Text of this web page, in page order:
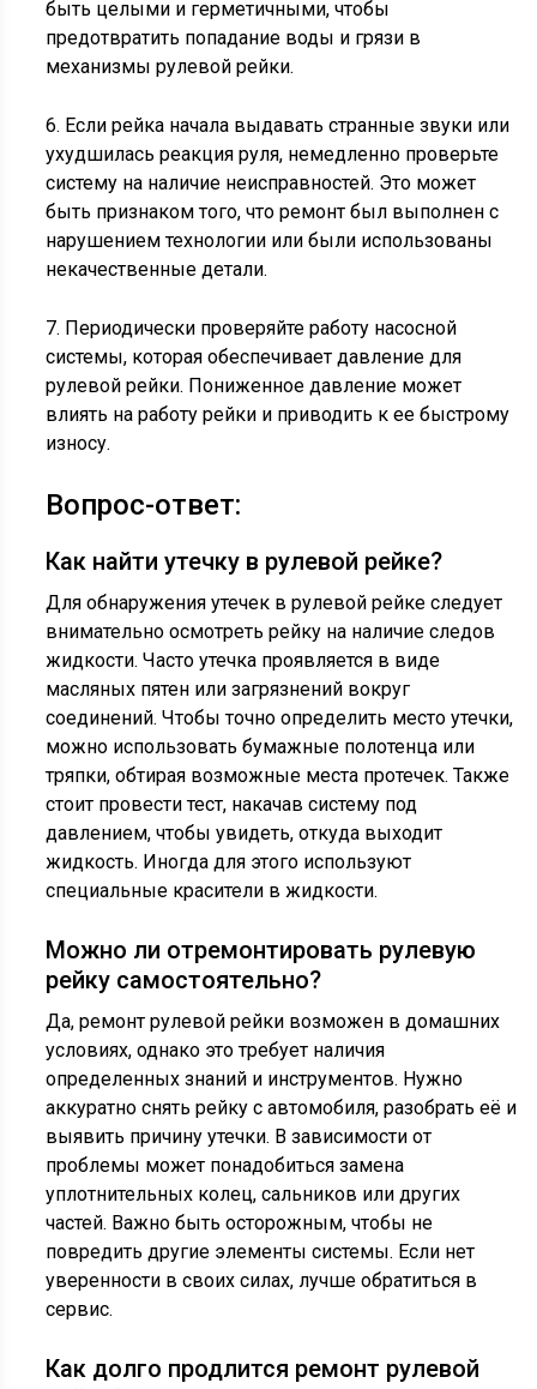
быть целыми и герметичными, чтобы
предотвратить попадание воды и грязи в
механизмы рулевой рейки.
6. Если рейка начала выдавать странные звуки или
ухудшилась реакция руля, немедленно проверьте
систему на наличие неисправностей. Это может
быть признаком того, что ремонт был выполнен с
нарушением технологии или были использованы
некачественные детали.
7. Периодически проверяйте работу насосной
системы, которая обеспечивает давление для
рулевой рейки. Пониженное давление может
влиять на работу рейки и приводить к ее быстрому
износу.
Вопрос-ответ:
Как найти утечку в рулевой рейке?
Для обнаружения утечек в рулевой рейке следует
внимательно осмотреть рейку на наличие следов
жидкости. Часто утечка проявляется в виде
масляных пятен или загрязнений вокруг
соединений. Чтобы точно определить место утечки,
можно использовать бумажные полотенца или
тряпки, обтирая возможные места протечек. Также
стоит провести тест, накачав систему под
давлением, чтобы увидеть, откуда выходит
жидкость. Иногда для этого используют
специальные красители в жидкости.
Можно ли отремонтировать рулевую
рейку самостоятельно?
Да, ремонт рулевой рейки возможен в домашних
условиях, однако это требует наличия
определенных знаний и инструментов. Нужно
аккуратно снять рейку с автомобиля, разобрать её и
выявить причину утечки. В зависимости от
проблемы может понадобиться замена
уплотнительных колец, сальников или других
частей. Важно быть осторожным, чтобы не
повредить другие элементы системы. Если нет
уверенности в своих силах, лучше обратиться в
сервис.
Как долго продлится ремонт рулевой